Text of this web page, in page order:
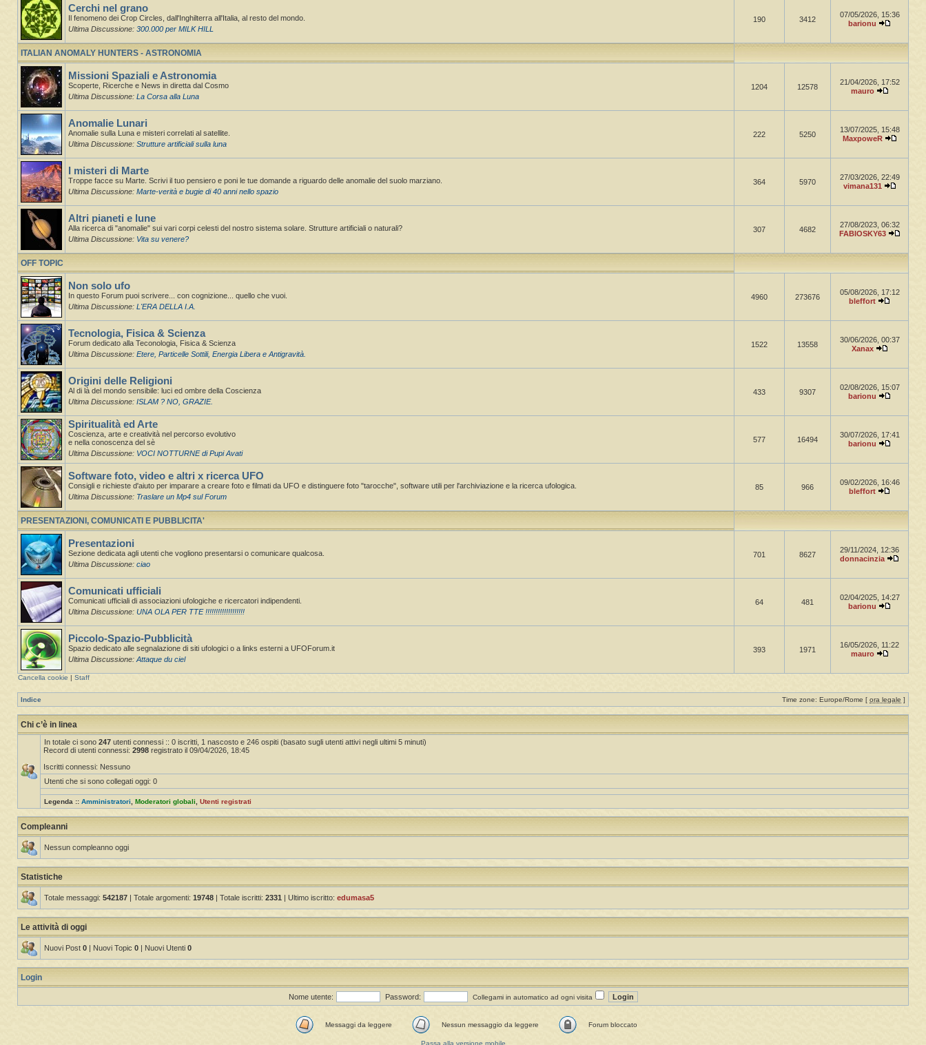
Cerchi nel grano
Il fenomeno dei Crop Circles, dall'Inghilterra all'Italia, al resto del mondo.
Ultima Discussione: 300.000 per MILK HILL
190 3412
07/05/2026, 15:36
barionu
ITALIAN ANOMALY HUNTERS - ASTRONOMIA
Missioni Spaziali e Astronomia
Scoperte, Ricerche e News in diretta dal Cosmo
Ultima Discussione: La Corsa alla Luna
1204 12578
21/04/2026, 17:52
mauro
Anomalie Lunari
Anomalie sulla Luna e misteri correlati al satellite.
Ultima Discussione: Strutture artificiali sulla luna
222 5250
13/07/2025, 15:48
MaxpoweR
I misteri di Marte
Troppe facce su Marte. Scrivi il tuo pensiero e poni le tue domande a riguardo delle anomalie del suolo marziano.
Ultima Discussione: Marte-verità e bugie di 40 anni nello spazio
364 5970
27/03/2026, 22:49
vimana131
Altri pianeti e lune
Alla ricerca di "anomalie" sui vari corpi celesti del nostro sistema solare. Strutture artificiali o naturali?
Ultima Discussione: Vita su venere?
307 4682
27/08/2023, 06:32
FABIOSKY63
OFF TOPIC
Non solo ufo
In questo Forum puoi scrivere... con cognizione... quello che vuoi.
Ultima Discussione: L'ERA DELLA I.A.
4960 273676
05/08/2026, 17:12
bleffort
Tecnologia, Fisica & Scienza
Forum dedicato alla Teconologia, Fisica & Scienza
Ultima Discussione: Etere, Particelle Sottili, Energia Libera e Antigravità.
1522 13558
30/06/2026, 00:37
Xanax
Origini delle Religioni
Al di là del mondo sensibile: luci ed ombre della Coscienza
Ultima Discussione: ISLAM ? NO, GRAZIE.
433 9307
02/08/2026, 15:07
barionu
Spiritualità ed Arte
Coscienza, arte e creatività nel percorso evolutivo
e nella conoscenza del sè
Ultima Discussione: VOCI NOTTURNE di Pupi Avati
577 16494
30/07/2026, 17:41
barionu
Software foto, video e altri x ricerca UFO
Consigli e richieste d'aiuto per imparare a creare foto e filmati da UFO e distinguere foto "tarocche", software utili per l'archiviazione e la ricerca ufologica.
Ultima Discussione: Traslare un Mp4 sul Forum
85 966
09/02/2026, 16:46
bleffort
PRESENTAZIONI, COMUNICATI E PUBBLICITA'
Presentazioni
Sezione dedicata agli utenti che vogliono presentarsi o comunicare qualcosa.
Ultima Discussione: ciao
701 8627
29/11/2024, 12:36
donnacinzia
Comunicati ufficiali
Comunicati ufficiali di associazioni ufologiche e ricercatori indipendenti.
Ultima Discussione: UNA OLA PER TTE !!!!!!!!!!!!!!!!!!!
64 481
02/04/2025, 14:27
barionu
Piccolo-Spazio-Pubblicità
Spazio dedicato alle segnalazione di siti ufologici o a links esterni a UFOForum.it
Ultima Discussione: Attaque du ciel
393 1971
16/05/2026, 11:22
mauro
Cancella cookie Staff
Indice Time zone: Europe/Rome [ ora legale ]
Chi c’è in linea
In totale ci sono 247 utenti connessi :: 0 iscritti, 1 nascosto e 246 ospiti (basato sugli utenti attivi negli ultimi 5 minuti)
Record di utenti connessi: 2998 registrato il 09/04/2026, 18:45
Iscritti connessi: Nessuno
Utenti che si sono collegati oggi: 0
Legenda :: Amministratori, Moderatori globali, Utenti registrati
Compleanni
Nessun compleanno oggi
Statistiche
Totale messaggi: 542187 | Totale argomenti: 19748 | Totale iscritti: 2331 | Ultimo iscritto: edumasa5
Le attività di oggi
Nuovi Post 0 | Nuovi Topic 0 | Nuovi Utenti 0
Login
Nome utente: Password: Collegami in automatico ad ogni visita
Messaggi da leggere Nessun messaggio da leggere Forum bloccato